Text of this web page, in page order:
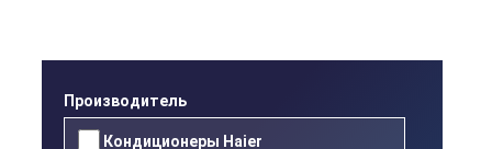
Производитель
Кондиционеры Haier